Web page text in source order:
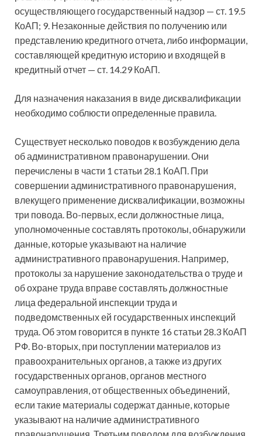
осуществляющего государственный надзор — ст. 19.5
КоАП; 9. Незаконные действия по получению или
представлению кредитного отчета, либо информации,
составляющей кредитную историю и входящей в
кредитный отчет — ст. 14.29 КоАП.
Для назначения наказания в виде дисквалификации
необходимо соблюсти определенные правила.
Существует несколько поводов к возбуждению дела
об административном правонарушении. Они
перечислены в части 1 статьи 28.1 КоАП. При
совершении административного правонарушения,
влекущего применение дисквалификации, возможны
три повода. Во-первых, если должностные лица,
уполномоченные составлять протоколы, обнаружили
данные, которые указывают на наличие
административного правонарушения. Например,
протоколы за нарушение законодательства о труде и
об охране труда вправе составлять должностные
лица федеральной инспекции труда и
подведомственных ей государственных инспекций
труда. Об этом говорится в пункте 16 статьи 28.3 КоАП
РФ. Во-вторых, при поступлении материалов из
правоохранительных органов, а также из других
государственных органов, органов местного
самоуправления, от общественных объединений,
если такие материалы содержат данные, которые
указывают на наличие административного
правонарушения. Третьим поводом для возбуждения